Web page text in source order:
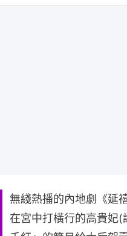
無綫熱播的內地劇《延
在宮中打橫行的高貴妃